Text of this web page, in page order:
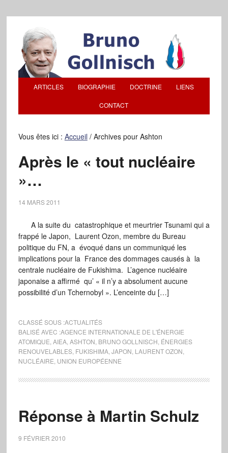
ARTICLES BIOGRAPHIE DOCTRINE LIENS
CONTACT
Vous êtes ici : Accueil /Archives pour Ashton
Après le « tout nucléaire
»…
14 MARS 2011
A la suite du catastrophique et meurtrier Tsunami qui a
frappé le Japon, Laurent Ozon, membre du Bureau
politique du FN, a évoqué dans un communiqué les
implications pour la France des dommages causés à la
centrale nucléaire de Fukishima. L’agence nucléaire
japonaise a affirmé qu’ « il n’y a absolument aucune
possibilité d’un Tchernobyl ». L’enceinte du […]
CLASSÉ SOUS :ACTUALITÉS
BALISÉ AVEC :AGENCE INTERNATIONALE DE L'ÉNERGIE
ATOMIQUE AIEA, ASHTON BRUNO GOLLNISCH ÉNERGIES
RENOUVELABLES, FUKISHIMA, JAPON LAURENT OZON
NUCLÉAIRE UNION EUROPÉENNE
Réponse à Martin Schulz
9 FÉVRIER 2010